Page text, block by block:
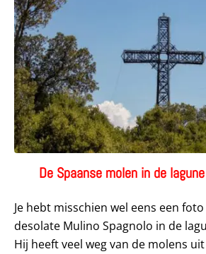
De Spaanse molen in de
Je hebt misschien wel eens een
desolate Mulino Spagnolo in de
Hij heeft veel weg van de molens